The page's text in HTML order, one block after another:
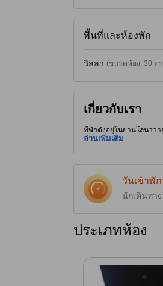
พื้นที่และห้องพัก
วิลลา (ขนาดห้อง: 30 ตา
เกี่ยวกับเรา
ที่พักตั้งอยู่ในย่านโลนาวา
อ่านเพิ่มเติม
วันเข้าพั
นักเดินทา
ประเภทห้อง